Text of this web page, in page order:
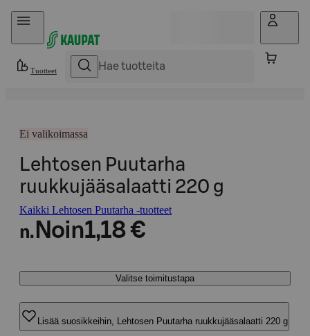
Hyppää sisältöön
Tuotteet
Ei valikoimassa
Lehtosen Puutarha
ruukkujääsalaatti 220 g
Kaikki Lehtosen Puutarha -tuotteet
n. Noin1,18 €
Valitse toimitustapa
Lisää suosikkeihin, Lehtosen Puutarha ruukkujääsalaatti 220 g